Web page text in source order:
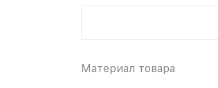
Материал товара